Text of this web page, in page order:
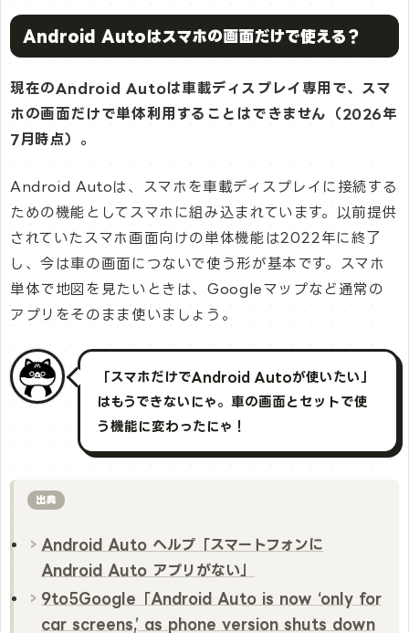
Android Autoはスマホの画面だけで使える？
現在のAndroid Autoは車載ディスプレイ専用で、スマ
ホの画面だけで単体利用することはできません（2026年
7月時点）。
Android Autoは、スマホを車載ディスプレイに接続する
ための機能としてスマホに組み込まれています。以前提供
されていたスマホ画面向けの単体機能は2022年に終了
し、今は車の画面につないで使う形が基本です。スマホ
単体で地図を見たいときは、Googleマップなど通常の
アプリをそのまま使いましょう。
「スマホだけでAndroid Autoが使いたい」
はもうできないにゃ。車の画面とセットで使
う機能に変わったにゃ！
出典
Android Auto ヘルプ「スマートフォンに
Android Auto アプリがない」
9to5Google「Android Auto is now ‘only for
car screens,’ as phone version shuts down